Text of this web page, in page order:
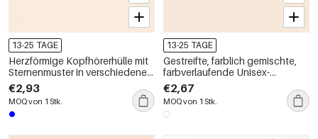
13-25 TAGE
Herzförmige Kopfhörerhülle mit
Sternenmuster in verschiedenen
Farben
€2,93
MOQ von 1 Stk.
13-25 TAGE
Gestreifte, farblich gemischte,
farbverlaufende Unisex-
Kopfhörerhülle
€2,67
MOQ von 1 Stk.